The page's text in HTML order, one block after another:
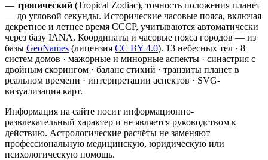
— тропический (Tropical Zodiac), точность положения планет
— до угловой секунды. Исторические часовые пояса, включая
декретное и летнее время СССР, учитываются автоматически
через базу IANA. Координаты и часовые пояса городов — из
базы GeoNames (лицензия CC BY 4.0). 13 небесных тел · 8
систем домов · мажорные и минорные аспекты · синастрия с
двойным скорингом · баланс стихий · транзиты планет в
реальном времени · интерпретации аспектов · SVG-
визуализация карт.
Информация на сайте носит информационно-
развлекательный характер и не является руководством к
действию. Астрологические расчёты не заменяют
профессиональную медицинскую, юридическую или
психологическую помощь.